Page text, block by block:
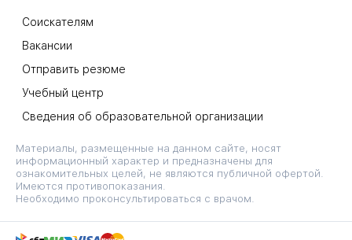
Соискателям
Вакансии
Отправить резюме
Учебный центр
Сведения об образовательной организации
Материалы, размещенные на данном сайте, носят
информационный характер и предназначены для
ознакомительных целей, не являются публичной офертой.
Имеются противопоказания.
Необходимо проконсультироваться с врачом.